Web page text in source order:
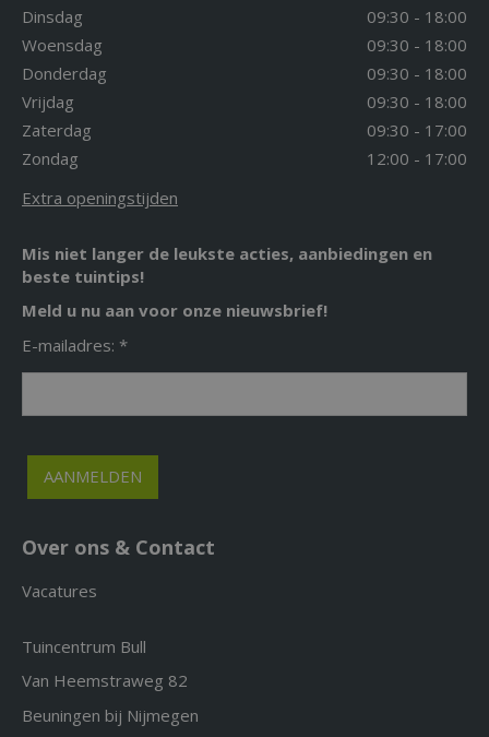
Dinsdag
09:30 - 18:00
Woensdag
09:30 - 18:00
Donderdag
09:30 - 18:00
Vrijdag
09:30 - 18:00
Zaterdag
09:30 - 17:00
Zondag
12:00 - 17:00
Extra openingstijden
Mis niet langer de leukste acties, aanbiedingen en
beste tuintips!
Meld u nu aan voor onze nieuwsbrief!
E-mailadres: *
Over ons & Contact
Vacatures
Tuincentrum Bull
Van Heemstraweg 82
Beuningen bij Nijmegen